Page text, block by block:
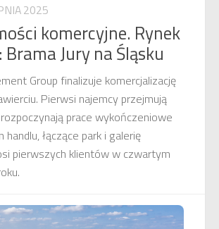
2025
komercyjne. Rynek
Jury na Śląsku
Group finalizuje komercjalizację
Pierwsi najemcy przejmują
prace wykończeniowe
łączące park i galerię
pierwszych klientów w czwartym